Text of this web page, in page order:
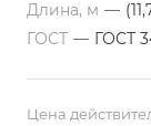
Длина, м —
ГОСТ — ГОСТ
Цена